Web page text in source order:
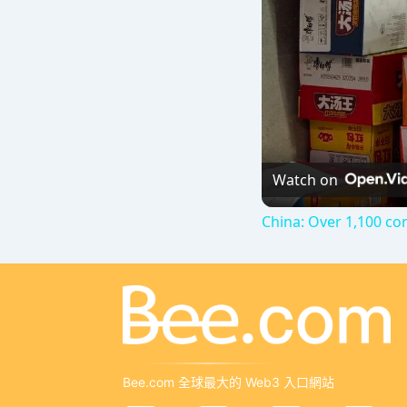
Watch on
China: Over 1,100
Bee.com 全球最大的 Web3 入口網站